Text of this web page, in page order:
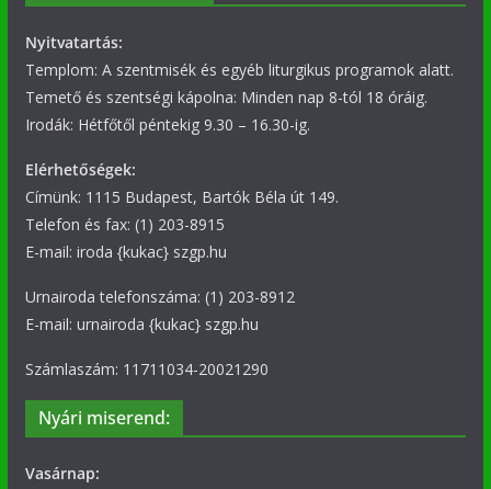
Nyitvatartás:
Templom: A szentmisék és egyéb liturgikus programok alatt.
Temető és szentségi kápolna: Minden nap 8-tól 18 óráig.
Irodák: Hétfőtől péntekig 9.30 – 16.30-ig.
Elérhetőségek:
Címünk: 1115 Budapest, Bartók Béla út 149.
Telefon és fax: (1) 203-8915
E-mail: iroda {kukac} szgp.hu
Urnairoda telefonszáma: (1) 203-8912
E-mail: urnairoda {kukac} szgp.hu
Számlaszám: 11711034-20021290
Nyári miserend:
Vasárnap: